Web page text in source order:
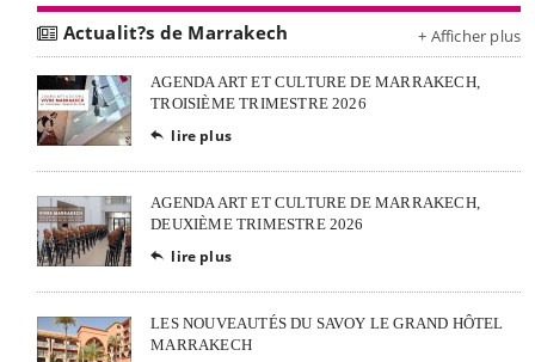
Actualit?s de Marrakech + Afficher plus
AGENDA ART ET CULTURE DE MARRAKECH,
TROISIÈME TRIMESTRE 2026
 lire plus
AGENDA ART ET CULTURE DE MARRAKECH,
DEUXIÈME TRIMESTRE 2026
 lire plus
LES NOUVEAUTÉS DU SAVOY LE GRAND HÔTEL
MARRAKECH